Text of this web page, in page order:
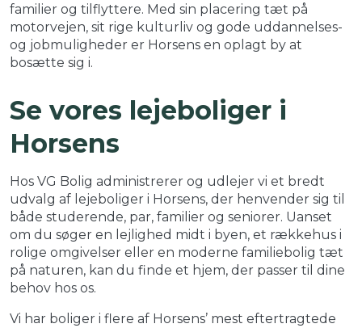
familier og tilflyttere. Med sin placering tæt på
motorvejen, sit rige kulturliv og gode uddannelses-
og jobmuligheder er Horsens en oplagt by at
bosætte sig i.
Se vores lejeboliger i
Horsens
Hos VG Bolig administrerer og udlejer vi et bredt
udvalg af lejeboliger i Horsens, der henvender sig til
både studerende, par, familier og seniorer. Uanset
om du søger en lejlighed midt i byen, et rækkehus i
rolige omgivelser eller en moderne familiebolig tæt
på naturen, kan du finde et hjem, der passer til dine
behov hos os.
Vi har boliger i flere af Horsens’ mest eftertragtede